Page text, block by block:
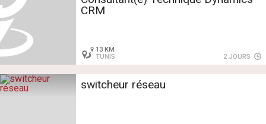
CRM
13 KM
TUNIS
2 JOURS
switcheur réseau